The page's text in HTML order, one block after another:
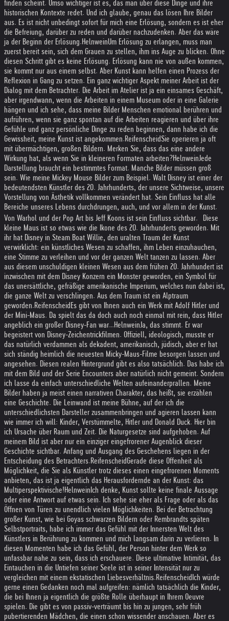
finden scheint. Umso wichtiger ist es, das man über diese Dinge und ihre
historischen Kontexte redet. Und ich glaube, genau das lösen Ihre Bilder
aus. Es ist nicht unbedingt sofort für mich eine Erlösung, sondern es ist eher
die Befreiung, darüber zu reden und darüber nachzudenken. Aber das wäre
ja der Beginn der Erlösung.HelnweinUm Erlösung zu erlangen, muss man
zuerst bereit sein, sich dem Grauen zu stellen, ihm ins Auge zu blicken. Ohne
diesen Schritt gibt es keine Erlösung. Erlösung kann nie von außen kommen,
sie kommt nur aus einem selbst. Aber Kunst kann helfen einen Prozess der
Reflexion in Gang zu setzen. Ein ganz wichtiger Aspekt meiner Arbeit ist der
Dialog mit dem Betrachter. Die Arbeit im Atelier ist ja ein einsames Geschäft,
aber irgendwann, wenn die Arbeiten in einem Museum oder in eine Galerie
hängen und ich sehe, dass meine Bilder Menschen emotional berühren und
aufrühren, wenn sie ganz spontan auf die Arbeiten reagieren und über ihre
Gefühle und ganz persönliche Dinge zu reden beginnen, dann habe ich die
Gewissheit, meine Kunst ist angekommen.ReifenscheidSie operieren ja oft
mit übermächtigen, großen Bildern. Merken Sie, dass das eine andere
Wirkung hat, als wenn Sie in kleineren Formaten arbeiten?HelnweinJede
Darstellung braucht ein bestimmtes Format. Manche Bilder müssen groß
sein. Wie meine Mickey Mouse Bilder zum Beispiel. Walt Disney ist einer der
bedeutendsten Künstler des 20. Jahrhunderts, der unsere Sichtweise, unsere
Vorstellung von Ästhetik vollkommen verändert hat. Sein Einfluss hat alle
Bereiche unseres Lebens durchdrungen, auch, und vor allem in der Kunst.
Von Warhol und der Pop Art bis Jeff Koons ist sein Einfluss sichtbar. Diese
kleine Maus ist so etwas wie die Ikone des 20. Jahrhunderts geworden. Mit
ihr hat Disney in Steam Boat Willie, den uralten Traum der Kunst
verwirklicht: ein künstliches Wesen zu schaffen, ihm Leben einzuhauchen,
eine Stimme zu verleihen und vor der ganzen Welt tanzen zu lassen. Aber
aus diesem unschuldigen kleinen Wesen aus dem frühen 20. Jahrhundert ist
inzwischen mit dem Disney Konzern ein Monster geworden, ein Symbol für
das unersättliche, gefräßige amerikanische Imperium, welches nun dabei ist,
die ganze Welt zu verschlingen. Aus dem Traum ist ein Alptraum
geworden.Reifenscheid Es gibt von Ihnen auch ein Werk mit Adolf Hitler und
der Mini-Maus. Da spielt das da doch auch noch einmal mit rein, dass Hitler
angeblich ein großer Disney-Fan war…HelnweinJa, das stimmt. Er war
begeistert von Disney-Zeichentrickfilmen. Offiziell, ideologisch, musste er
das natürlich verdammen als dekadent, amerikanisch, jüdisch, aber er hat
sich ständig heimlich die neuesten Micky-Maus-Filme besorgen lassen und
angesehen. Diesen realen Hintergrund gibt es also tatsächlich. Das habe ich
mit dem Bild und der Serie Encounters aber natürlich nicht gemeint. Sondern
ich lasse da einfach unterschiedliche Welten aufeinanderprallen. Meine
Bilder haben ja meist einen narrativen Charakter, das heißt, sie erzählen
eine Geschichte. Die Leinwand ist meine Bühne, auf der ich die
unterschiedlichsten Darsteller zusammenbringen und agieren lassen kann
wie immer ich will: Kinder, Verstümmelte, Hitler und Donald Duck. Hier bin
ich Ursache über Raum und Zeit. Die Naturgesetze sind aufgehoben. Auf
meinem Bild ist aber nur ein einziger eingefrorener Augenblick dieser
Geschichte sichtbar. Anfang und Ausgang des Geschehens liegen in der
Entscheidung des Betrachters.ReifenscheidGerade diese Offenheit als
Möglichkeit, die Sie als Künstler trotz dieses einen eingefrorenen Moments
anbieten, das ist ja eigentlich das Herausfordernde an der Kunst: das
Multiperspektivische!Helnwein Ich denke, Kunst sollte keine finale Aussage
oder eine Antwort auf etwas sein. Ich sehe sie eher als Frage oder als das
Öffnen von Türen zu unendlich vielen Möglichkeiten. Bei der Betrachtung
großer Kunst, wie bei Goyas schwarzen Bildern oder Rembrandts späten
Selbstportraits, habe ich immer das Gefühl mit der Innersten Welt des
Künstlers in Berührung zu kommen und mich langsam darin zu verlieren. In
diesen Momenten habe ich das Gefühl, der Person hinter dem Werk so
unfassbar nahe zu sein, dass ich erschauere. Diese ultimative Intimität, das
Eintauchen in die Untiefen seiner Seele ist in seiner Intensität nur zu
vergleichen mit einem ekstatischen Liebesverhältnis.Reifenscheid Ich würde
gerne einen Gedanken noch mal aufgreifen: nämlich tatsächlich die Kinder,
die bei Ihnen ja eigentlich die größte Rolle überhaupt in Ihrem Oeuvre
spielen. Die gibt es von passiv-verträumt bis hin zu jungen, sehr früh
pubertierenden Mädchen, die einen schon wissender anschauen. Aber es